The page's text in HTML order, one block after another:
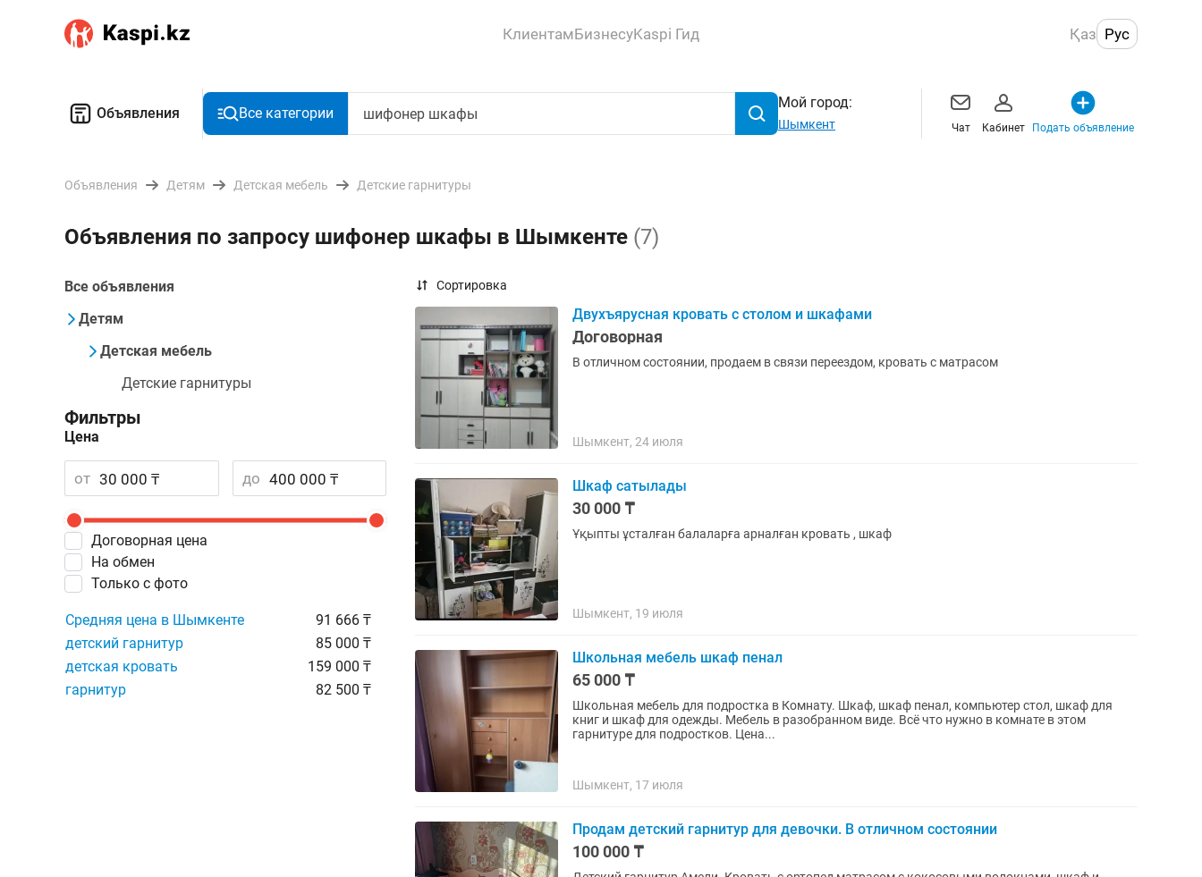
КлиентамБизнесуKaspi Гид Қаз Рус
Объявления Все категории
Мой город:
Шымкент Чат Кабинет Подать объявление
Объявления Детям Детская мебель Детские гарнитуры
Объявления по запросу шифонер шкафы в Шымкенте (7)
Все объявления
Детям
Детская мебель
Детские гарнитуры
Фильтры
Цена
от до
Договорная цена
На обмен
Только с фото
Средняя цена в Шымкенте
91 666 ₸
детский гарнитур
85 000 ₸
детская кровать
159 000 ₸
гарнитур
82 500 ₸
Сортировка
Двухъярусная кровать с столом и шкафами
Договорная
В отличном состоянии, продаем в связи переездом, кровать с матрасом
Шымкент, 24 июля
Шкаф сатылады
30 000 ₸
Ұқыпты ұсталған балаларға арналған кровать , шкаф
Шымкент, 19 июля
Школьная мебель шкаф пенал
65 000 ₸
Школьная мебель для подростка в Комнату. Шкаф, шкаф пенал, компьютер стол, шкаф для
книг и шкаф для одежды. Мебель в разобранном виде. Всё что нужно в комнате в этом
гарнитуре для подростков. Цена...
Шымкент, 17 июля
Продам детский гарнитур для девочки. В отличном состоянии
100 000 ₸